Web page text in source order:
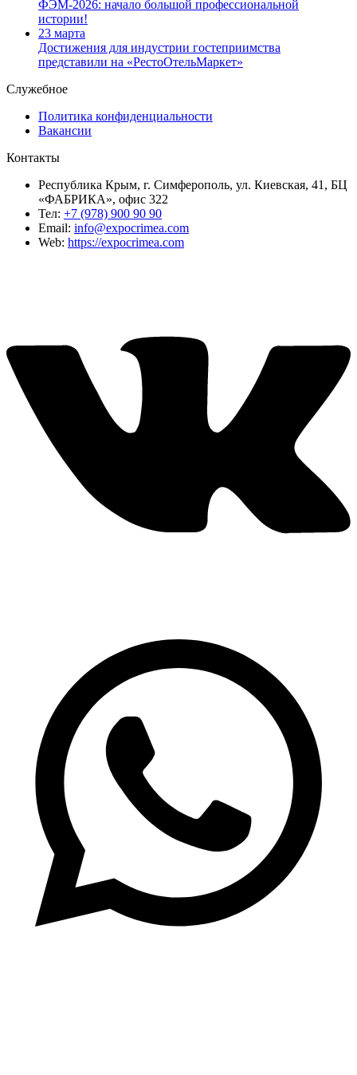
ФЭМ-2026: начало большой профессиональной
истории!
23 марта
Достижения для индустрии гостеприимства
представили на «РестоОтельМаркет»
Служебное
Политика конфиденциальности
Вакансии
Контакты
Республика Крым, г. Симферополь, ул. Киевская, 41, БЦ
«ФАБРИКА», офис 322
Тел: +7 (978) 900 90 90
Email: info@expocrimea.com
Web: https://expocrimea.com